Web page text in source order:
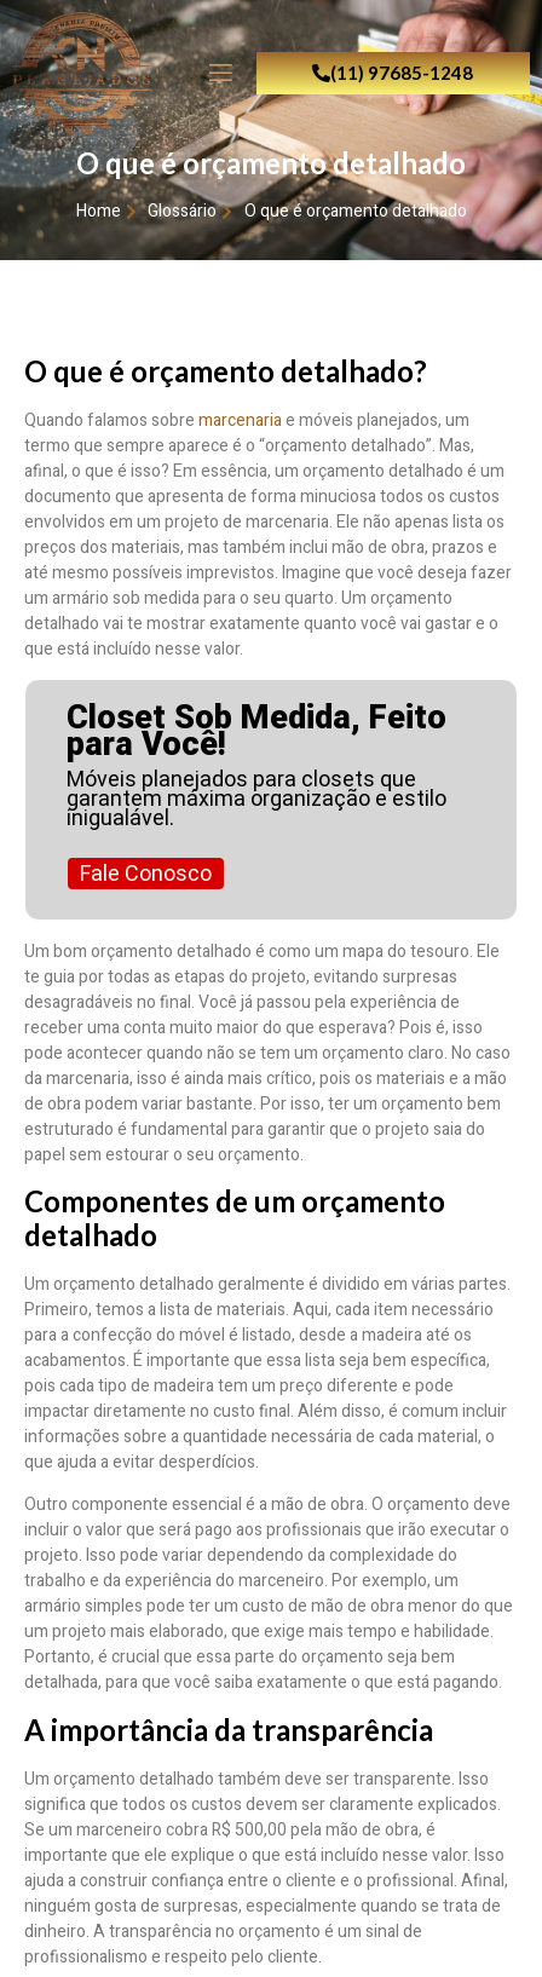
(11) 97685-1248
O que é orçamento detalhado
Home Glossário O que é orçamento detalhado
O que é orçamento detalhado?
Quando falamos sobremarcenariae móveis planejados, um
termo que sempre aparece é o “orçamento detalhado”. Mas,
afinal, o que é isso? Em essência, um orçamento detalhado é um
documento que apresenta de forma minuciosa todos os custos
envolvidos em um projeto de marcenaria. Ele não apenas lista os
preços dos materiais, mas também inclui mão de obra, prazos e
até mesmo possíveis imprevistos. Imagine que você deseja fazer
um armário sob medida para o seu quarto. Um orçamento
detalhado vai te mostrar exatamente quanto você vai gastar e o
que está incluído nesse valor.
Closet Sob Medida, Feito
para Você!
Móveis planejados para closets que
garantem máxima organização e estilo
inigualável.
Fale Conosco
Um bom orçamento detalhado é como um mapa do tesouro. Ele
te guia por todas as etapas do projeto, evitando surpresas
desagradáveis no final. Você já passou pela experiência de
receber uma conta muito maior do que esperava? Pois é, isso
pode acontecer quando não se tem um orçamento claro. No caso
da marcenaria, isso é ainda mais crítico, pois os materiais e a mão
de obra podem variar bastante. Por isso, ter um orçamento bem
estruturado é fundamental para garantir que o projeto saia do
papel sem estourar o seu orçamento.
Componentes de um orçamento
detalhado
Um orçamento detalhado geralmente é dividido em várias partes.
Primeiro, temos a lista de materiais. Aqui, cada item necessário
para a confecção do móvel é listado, desde a madeira até os
acabamentos. É importante que essa lista seja bem específica,
pois cada tipo de madeira tem um preço diferente e pode
impactar diretamente no custo final. Além disso, é comum incluir
informações sobre a quantidade necessária de cada material, o
que ajuda a evitar desperdícios.
Outro componente essencial é a mão de obra. O orçamento deve
incluir o valor que será pago aos profissionais que irão executar o
projeto. Isso pode variar dependendo da complexidade do
trabalho e da experiência do marceneiro. Por exemplo, um
armário simples pode ter um custo de mão de obra menor do que
um projeto mais elaborado, que exige mais tempo e habilidade.
Portanto, é crucial que essa parte do orçamento seja bem
detalhada, para que você saiba exatamente o que está pagando.
A importância da transparência
Um orçamento detalhado também deve ser transparente. Isso
significa que todos os custos devem ser claramente explicados.
Se um marceneiro cobra R$ 500,00 pela mão de obra, é
importante que ele explique o que está incluído nesse valor. Isso
ajuda a construir confiança entre o cliente e o profissional. Afinal,
ninguém gosta de surpresas, especialmente quando se trata de
dinheiro. A transparência no orçamento é um sinal de
profissionalismo e respeito pelo cliente.